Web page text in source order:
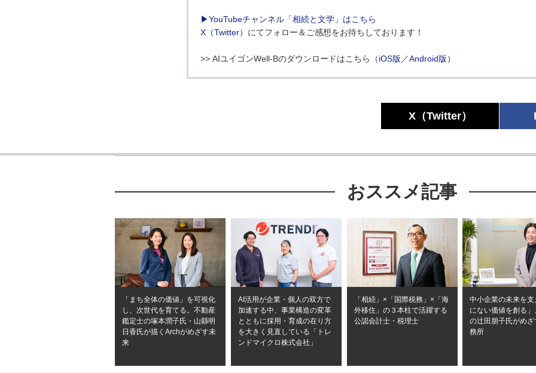
▶YouTubeチャンネル「相続と文学」はこちら
X（Twitter） にてフォロー＆ご感想をお待ちしております！
>> AIユイゴンWell-Bのダウンロードはこちら（iOS版 ／Android版）
X（Twitter）
おススメ記事
「まち全体の価値」を可視化
し、次世代を育てる。不動産
鑑定士の塚本潤子氏・山縣明
日香氏が描くArchがめざす未
来
AI活用が企業・個人の双方で
加速する中、事業構造の変革
とともに採用・育成の在り方
を大きく見直している「トレ
ンドマイクロ株式会社」
「相続」×「国際税務」×「海
外移住」の３本柱で活躍する
公認会計士・税理士
中小企業の未来を
にない価値を創る
の辻󠄀田朋子氏がめ
務所